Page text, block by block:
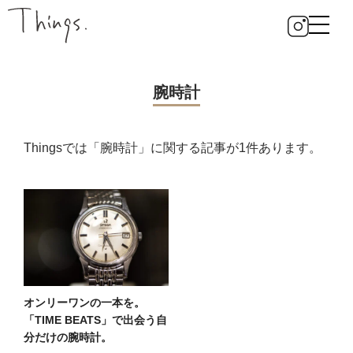
腕時計
Thingsでは「腕時計」に関する記事が1件あります。
オンリーワンの一本を。
「TIME BEATS」で出会う自
分だけの腕時計。